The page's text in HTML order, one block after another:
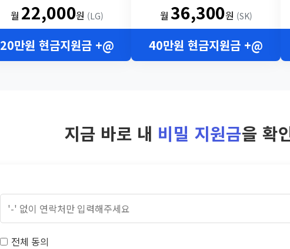
월 22,000원 (LG)
20만원 현금지원금 +@
월36,300원 (SK)
40만원 현금지원금 +@
지금 바로 내 비밀 지원금을 확
전체 동의